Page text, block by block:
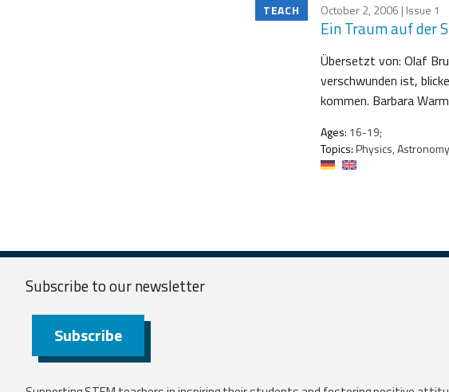
TEACH October 2, 2006 | Issue 1
Ein Traum auf der
Übersetzt von: Olaf
verschwunden ist,
kommen. Barbara
Ages: 16-19;
Topics:Physics,
Subscribe to ournewsletter
Subscribe